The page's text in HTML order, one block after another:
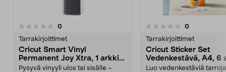
0arvostelut
Tarrakirjoittimet
Cricut Smart Vinyl
Permanent Joy Xtra, 1 arkki,
24,1 x 91,5 cm
Pysyvä vinyyli ulos tai sisälle –
0.0 viidestä
0arvostelut
Tarrakirjoittimet
Cricut Sticker Set
Vedenkestävä, A4, 6
Luo vedenkestäviä tarroja
0.0viidestä